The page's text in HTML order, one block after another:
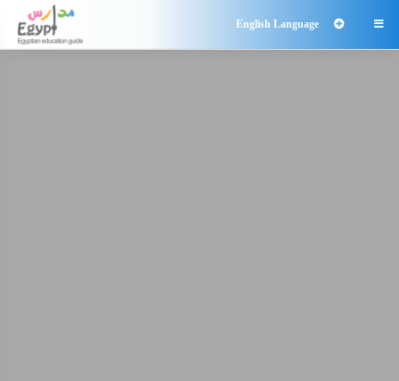

English Language